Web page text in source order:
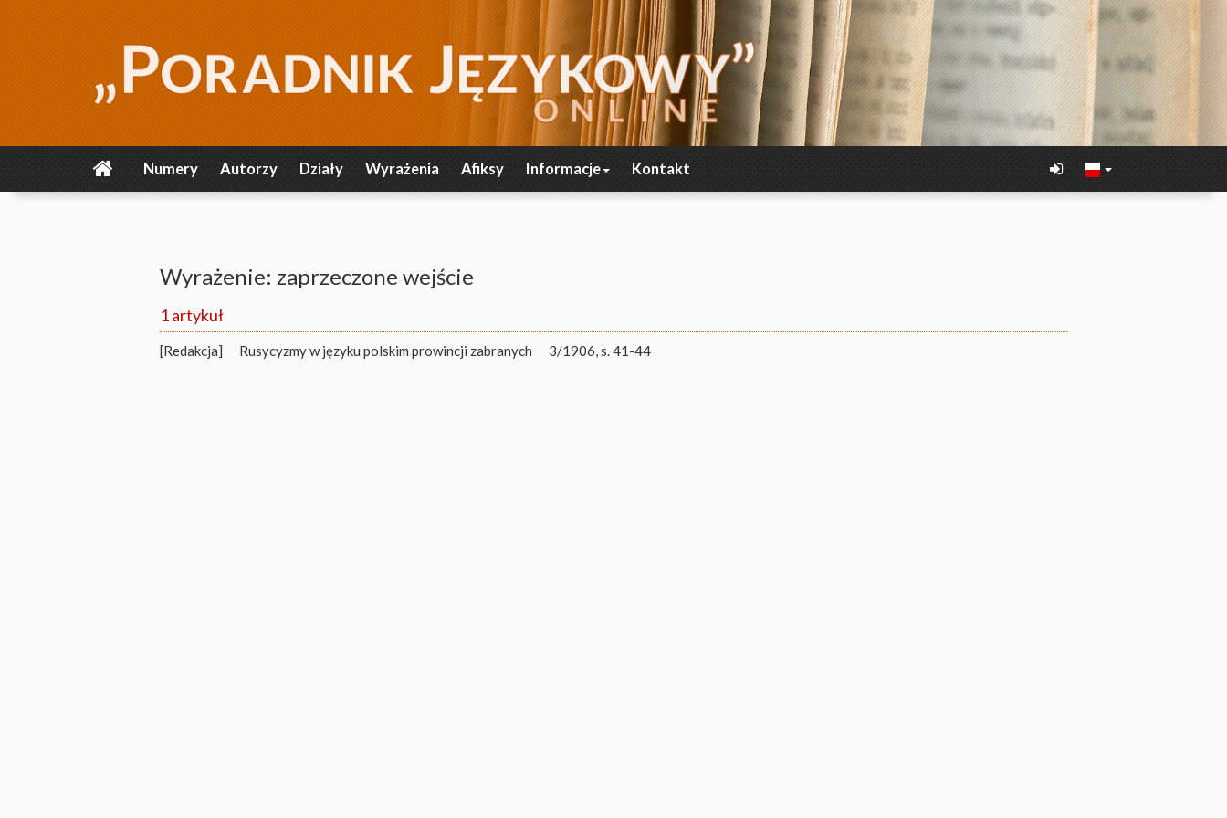
Numery Autorzy Działy Wyrażenia Afiksy Informacje Kontakt
Wyrażenie: zaprzeczone wejście
1 artykuł
[Redakcja] Rusycyzmy w języku polskim prowincji zabranych 3/1906, s. 41-44